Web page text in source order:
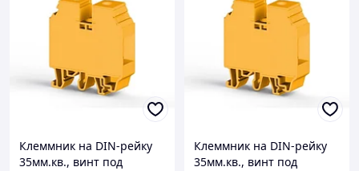
Клеммник на DIN-рейку
35мм.кв., винт под
Клеммник на DIN-рейку
35мм.кв., винт под